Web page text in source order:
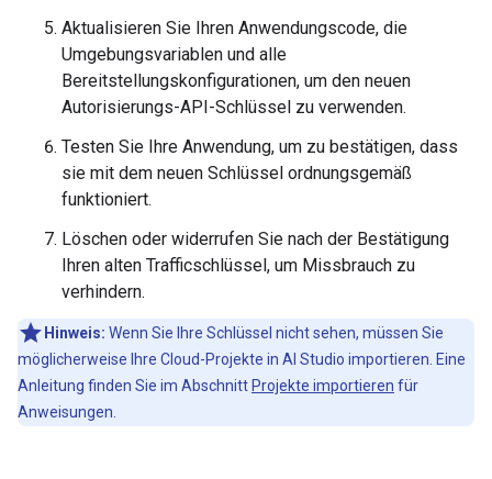
Aktualisieren Sie Ihren Anwendungscode, die
Umgebungsvariablen und alle
Bereitstellungskonfigurationen, um den neuen
Autorisierungs-API-Schlüssel zu verwenden.
Testen Sie Ihre Anwendung, um zu bestätigen, dass
sie mit dem neuen Schlüssel ordnungsgemäß
funktioniert.
Löschen oder widerrufen Sie nach der Bestätigung
Ihren alten Trafficschlüssel, um Missbrauch zu
verhindern.
Hinweis: Wenn Sie Ihre Schlüssel nicht sehen, müssen Sie
möglicherweise Ihre Cloud-Projekte in AI Studio importieren. Eine
Anleitung finden Sie im Abschnitt Projekte importieren für
Anweisungen.